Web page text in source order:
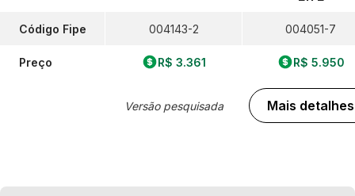
Código Fipe
Preço
004143-2
R$ 3.361
Versão pesquisada
004051-7
R$ 5.950
Mais detalhes